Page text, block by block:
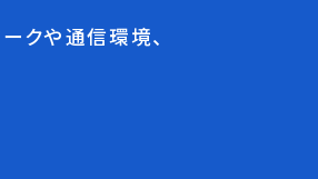
クや通信環境、